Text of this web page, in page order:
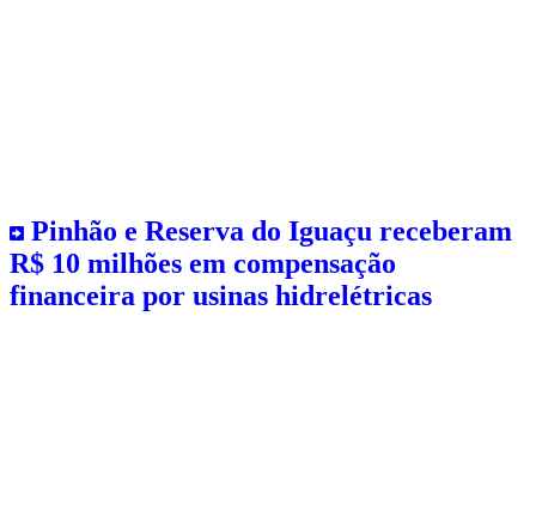
Pinhão e Reserva do Iguaçu receberam
R$ 10 milhões em compensação
financeira por usinas hidrelétricas